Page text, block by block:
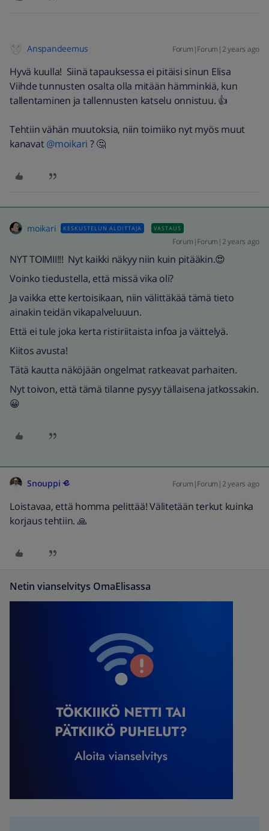
Anspandeemus Forum|Forum|2 years ago
Hyvä kuulla! Siinä tapauksessa ei pitäisi sinun Elisa
Viihde tunnusten osalta olla mitään hämminkiä, kun
tallentaminen ja tallennusten katselu onnistuu. 👍
Tehtiin vähän muutoksia, niin toimiiko nyt myös muut
kanavat@moikari ? 🤔
moikari KESKUSTELUN ALOITTAJA VASTAUS
Forum|Forum|2 years ago
NYT TOIMII!!! Nyt kaikki näkyy niin kuin pitääkin.😍
Voinko tiedustella, että missä vika oli?
Ja vaikka ette kertoisikaan, niin välittäkää tämä tieto
ainakin teidän vikapalveluuun.
Että ei tule joka kerta ristiriitaista infoa ja väittelyä.
Kiitos avusta!
Tätä kautta näköjään ongelmat ratkeavat parhaiten.
Nyt toivon, että tämä tilanne pysyy tällaisena jatkossakin.
😀
Snouppi Forum|Forum|2 years ago
Loistavaa, että homma pelittää! Välitetään terkut kuinka
korjaus tehtiin. 🙏
Netin vianselvitys OmaElisassa